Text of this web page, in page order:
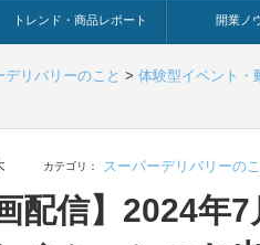
トレンド・商品レポート
トレンド・特集
人気ランキング
出展企業のおすすめ
商品体験・レビュー
暮らしの提案
開業ノ
開業までの
開業知識・情
デリバリーのこと > 体験型イベント・
カテゴリ： スーパーデリバリーの
配信】2024年